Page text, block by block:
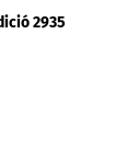
2935